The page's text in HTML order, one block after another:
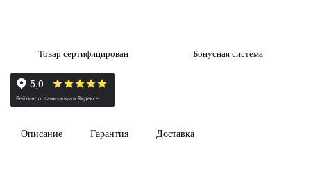
Товар сертифицирован Бонусная система
Описание Гарантия Доставка